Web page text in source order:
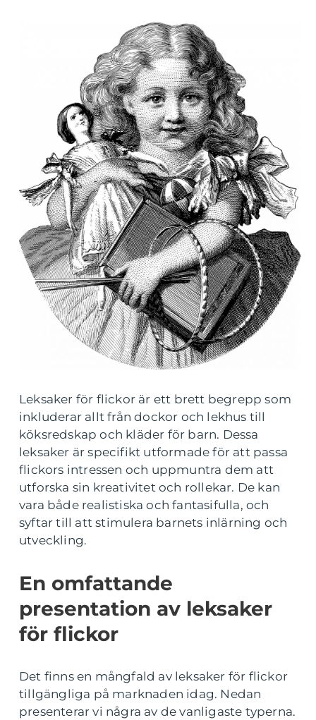
Leksaker för flickor är ett brett begrepp som
inkluderar allt från dockor och lekhus till
köksredskap och kläder för barn. Dessa
leksaker är specifikt utformade för att passa
flickors intressen och uppmuntra dem att
utforska sin kreativitet och rollekar. De kan
vara både realistiska och fantasifulla, och
syftar till att stimulera barnets inlärning och
utveckling.
En omfattande
presentation av leksaker
för flickor
Det finns en mångfald av leksaker för flickor
tillgängliga på marknaden idag. Nedan
presenterar vi några av de vanligaste typerna.